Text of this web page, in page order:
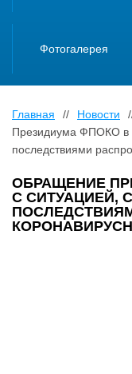
Фотогалерея
Главная // Новости
Президиума ФПОКО в
последствиями
ОБРАЩЕНИЕ
С СИТУАЦИЕЙ,